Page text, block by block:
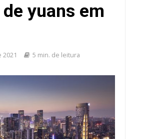
yuans em
2021 5 min. de leitura